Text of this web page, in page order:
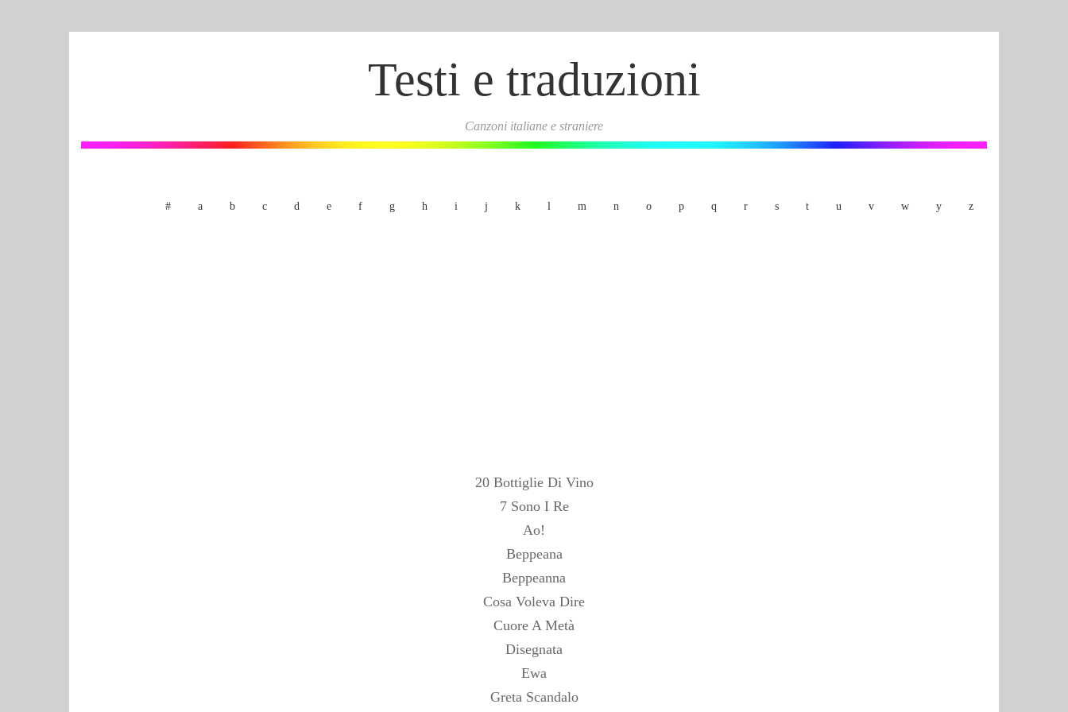
Testi e traduzioni
Canzoni italiane e straniere
# a b c d e f g h i j k l m n o p q r s t u v w y z
20 Bottiglie Di Vino
7 Sono I Re
Ao!
Beppeana
Beppeanna
Cosa Voleva Dire
Cuore A Metà
Disegnata
Ewa
Greta Scandalo